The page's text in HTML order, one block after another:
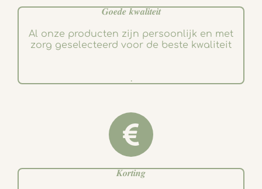
𝑮𝒐𝒆𝒅𝒆 𝒌𝒘𝒂𝒍𝒊𝒕𝒆𝒊𝒕
Al onze producten zijn persoonlijk en met
zorg geselecteerd voor de beste kwaliteit
.
𝑲𝒐𝒓𝒕𝒊𝒏𝒈